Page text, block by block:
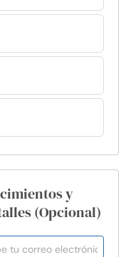
y
(Opcional)